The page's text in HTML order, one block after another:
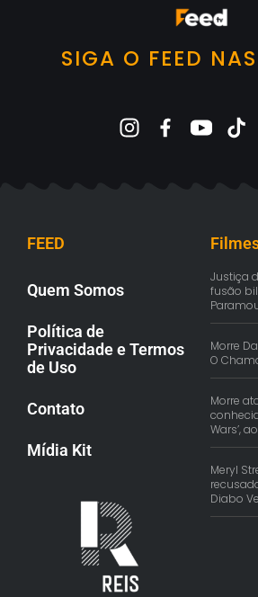
SIGA O FEED
FEED
Quem Somos
Política de
Privacidade e Termos
de Uso
Contato
Mídia Kit
Justiça
fusão
Morre
O
Morre
Wars’,
Meryl
Diabo